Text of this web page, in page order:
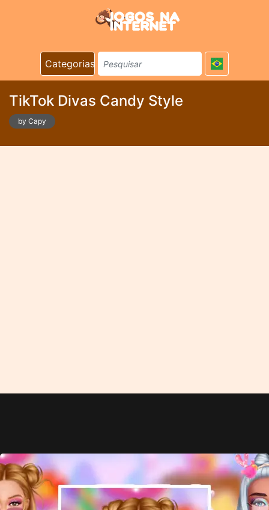
Categorias
TikTok Divas Candy Style
by Capy